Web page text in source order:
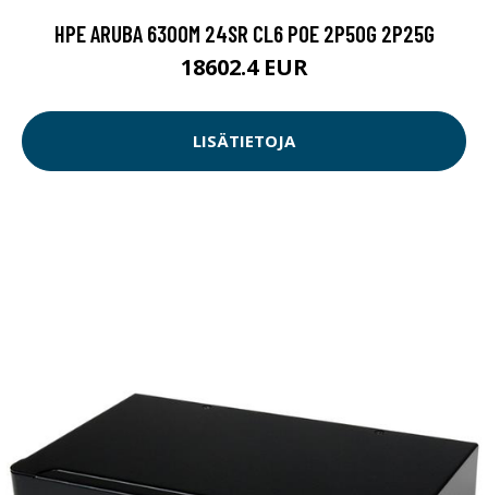
HPE ARUBA 6300M 24SR CL6 POE 2P50G 2P25G
18602.4 EUR
LISÄTIETOJA